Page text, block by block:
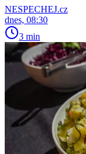
NESPECHEJ.cz
dnes, 08:30
3 min